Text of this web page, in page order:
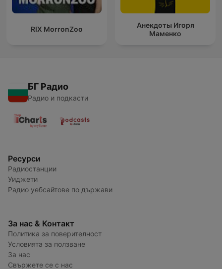
RIX MorronZoo
Анекдоты Игоря
Маменко
БГ Радио
Радио и подкасти
Ресурси
Радиостанции
Уиджети
Радио уебсайтове по държави
За нас & Контакт
Политика за поверителност
Условията за ползване
За нас
Свържете се с нас